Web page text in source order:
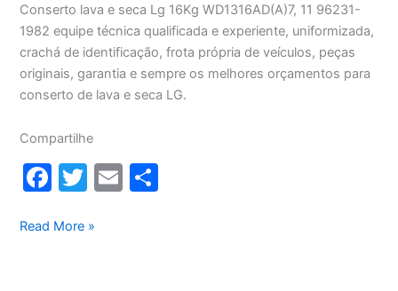
Conserto lava e seca Lg 16Kg WD1316AD(A)7, 11 96231-
1982 equipe técnica qualificada e experiente, uniformizada,
crachá de identificação, frota própria de veículos, peças
originais, garantia e sempre os melhores orçamentos para
conserto de lava e seca LG.
Compartilhe
F
c
T
itt
E
Conserto
Read More »